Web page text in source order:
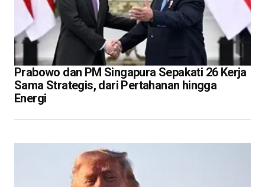
Prabowo dan PM Singapura Sepakati 26 Kerja
Sama Strategis, dari Pertahanan hingga
Energi